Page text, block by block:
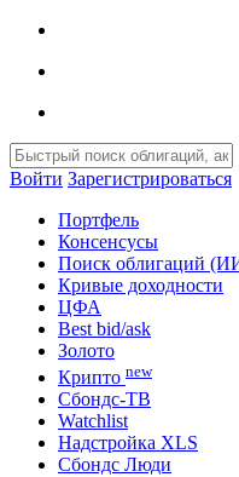
Войти Зарегистрироваться
Портфель
Консенсусы
Поиск облигаций
Кривые доходности
ЦФА
Best bid/ask
Золото
Крипто new
Сбондс-ТВ
Watchlist
Надстройка XLS
Сбондс Люди